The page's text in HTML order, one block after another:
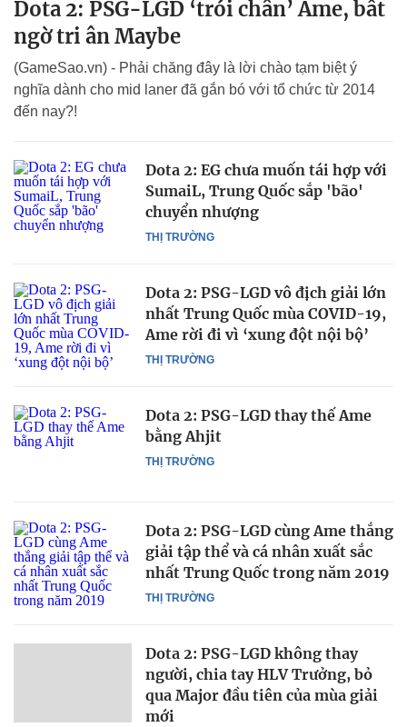
Dota 2: PSG-LGD ‘trói chân’ Ame, bất
ngờ tri ân Maybe
(GameSao.vn) - Phải chăng đây là lời chào tạm biệt ý
nghĩa dành cho mid laner đã gắn bó với tổ chức từ 2014
đến nay?!
THỊ TRƯỜNG
Dota 2: EG chưa muốn tái hợp với
SumaiL, Trung Quốc sắp 'bão'
chuyển nhượng
THỊ TRƯỜNG
Dota 2: PSG-LGD vô địch giải lớn
nhất Trung Quốc mùa COVID-19,
Ame rời đi vì ‘xung đột nội bộ’
THỊ TRƯỜNG
Dota 2: PSG-LGD thay thế Ame
bằng Ahjit
THỊ TRƯỜNG
Dota 2: PSG-LGD cùng Ame thắng
giải tập thể và cá nhân xuất sắc
nhất Trung Quốc trong năm 2019
Dota 2: PSG-LGD không thay
người, chia tay HLV Trưởng, bỏ
qua Major đầu tiên của mùa giải
mới